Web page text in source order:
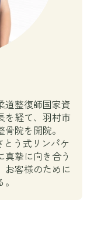
道整復師国家資
を経て、羽村市
院を開院。
とう式リンパケ
摯に向き合う
お客様のために